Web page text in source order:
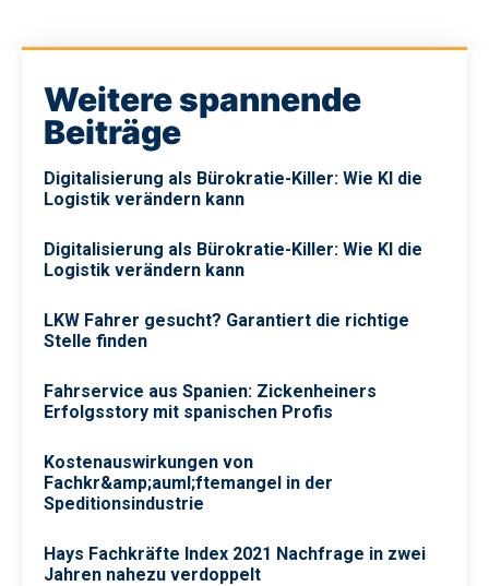
Weitere spannende
Beiträge
Digitalisierung als Bürokratie-Killer: Wie KI die
Logistik verändern kann
Digitalisierung als Bürokratie-Killer: Wie KI die
Logistik verändern kann
LKW Fahrer gesucht? Garantiert die richtige
Stelle finden
Fahrservice aus Spanien: Zickenheiners
Erfolgsstory mit spanischen Profis
Kostenauswirkungen von
Fachkr&amp;auml;ftemangel in der
Speditionsindustrie
Hays Fachkräfte Index 2021 Nachfrage in zwei
Jahren nahezu verdoppelt